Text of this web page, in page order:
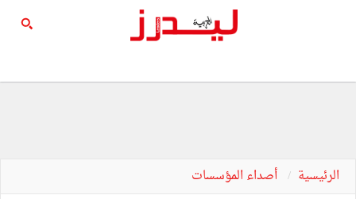
الرئيسية أصداء المؤسسات